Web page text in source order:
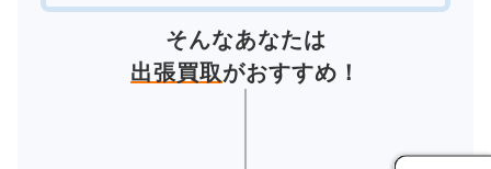
そんなあなたは
出張買取がおすすめ！